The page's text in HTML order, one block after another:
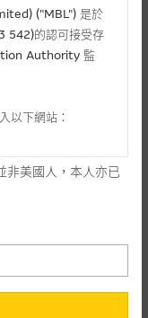
("MBL") 是於
542)的認可接受存
Authority 監
以下網站：
，如閣下欲取麥格
容無意要約或唆使
論在參考條款上或在
則屬例外。
非美國人，本人亦已